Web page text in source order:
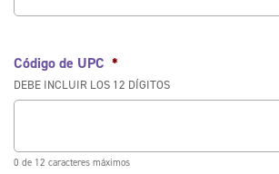
Código de UPC *
DEBE INCLUIR LOS 12 DÍGITOS
0 de 12 caracteres máximos